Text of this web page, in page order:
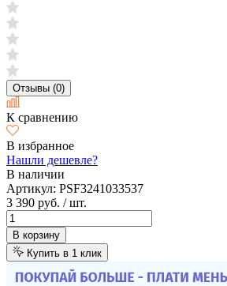
Отзывы (0)
К сравнению
В избранное
Нашли дешевле?
В наличии
Артикул: PSF3241033537
3 390 руб. / шт.
В корзину
Купить в 1 клик